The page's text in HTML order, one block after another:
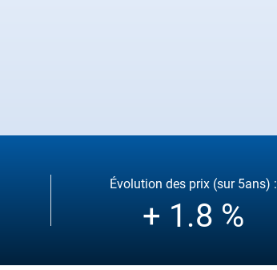
Évolution des prix (sur 5ans) :
+ 1.8 %